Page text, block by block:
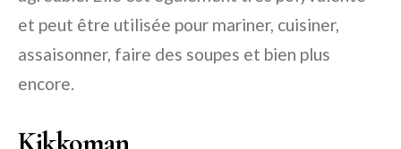
et peut être utilisée pour mariner, cuisiner,
assaisonner, faire des soupes et bien plus
encore.